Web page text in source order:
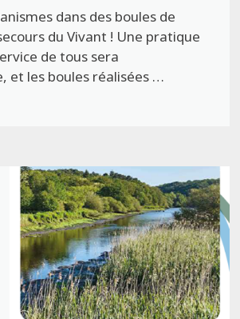
dans des boules de
du Vivant ! Une pratique
de tous sera
et les boules réalisées …